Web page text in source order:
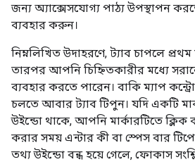
জন্য অ্যাক্সেসযোগ্য পাঠ্য উপস্থাপন
ব্যবহার করুন।
নিম্নলিখিত উদাহরণে, ট্যাব চাপলে
তারপর আপনি চিহ্নিতকারীর মধ্যে
ব্যবহার করতে পারেন। বাকি ম্যাপ
চলতে আবার ট্যাব টিপুন। যদি একটি
উইন্ডো থাকে, আপনি মার্কারটিতে ক্লিক
করার সময় এন্টার কী বা স্পেস বার
তথ্য উইন্ডো বন্ধ হয়ে গেলে, ফোকাস